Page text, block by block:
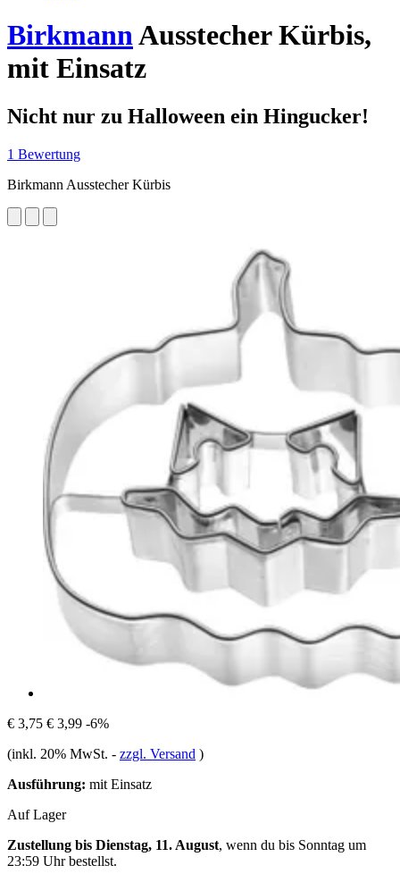
BirkmannAusstecher Kürbis,
mit Einsatz
Nicht nur zu Halloween ein Hingucker!
1 Bewertung
Birkmann Ausstecher Kürbis
€ 3,75 € 3,99 -6%
(inkl. 20% MwSt. - zzgl. Versand )
Ausführung: mit Einsatz
Auf Lager
Zustellung bis Dienstag, 11. August, wenn du bis Sonntag um
23:59 Uhrbestellst.